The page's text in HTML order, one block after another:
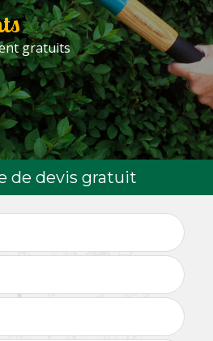
gratuits
de devis gratuit